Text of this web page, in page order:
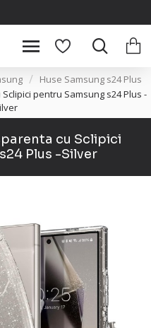
Huse Samsung s24 Plus
pentru Samsung s24 Plus -
cu Sclipici
Plus -Silver